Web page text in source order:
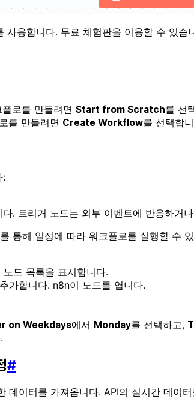
사용합니다. 무료 체험판을 이용할 수 있습
로를 만들려면 Start from Scratch를 선
를 만들려면 Create Workflow를 선택합
:
. 트리거 노드는 외부 이벤트에 반응하거
통해 일정에 따라 워크플로를 실행할 수
드 목록을 표시합니다.
가합니다. n8n이 노드를 엽니다.
on Weekdays에서 Monday를 선택하고,
#
데이터를 가져옵니다. API의 실시간 데이